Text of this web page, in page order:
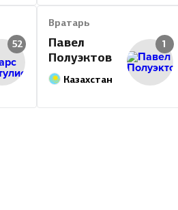
52
Вратарь
Павел
Полуэктов
Казахстан
1